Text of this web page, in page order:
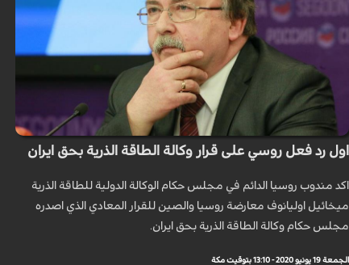
اول رد فعل روسي على قرار وكالة الطاقة الذرية بحق ايران
اكد مندوب روسيا الدائم في مجلس حكام الوكالة الدولية للطاقة الذرية
ميخائيل اوليانوف معارضة روسيا والصين للقرار المعادي الذي اصدره
مجلس حكام وكالة الطاقة الذرية بحق ايران.
الجمعة 19 يونيو 2020 - 13:10 بتوقيت مكة